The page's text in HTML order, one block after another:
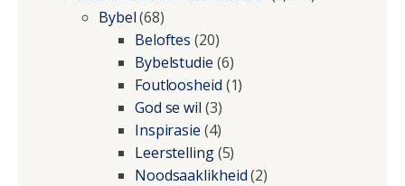
Bybel(68)
Beloftes (20)
Bybelstudie (6)
Foutloosheid (1)
God se wil (3)
Inspirasie (4)
Leerstelling(5)
Noodsaaklikheid(2)